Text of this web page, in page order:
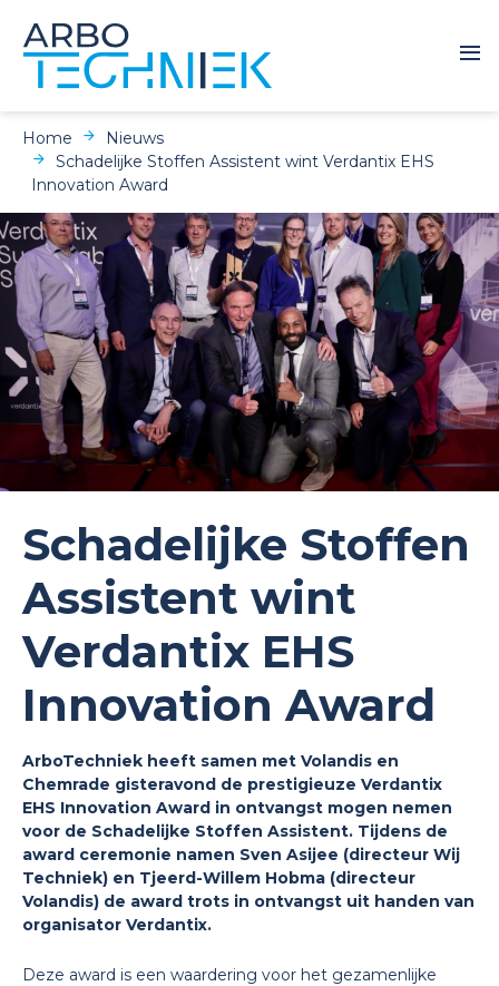
Home
Nieuws
Schadelijke Stoffen Assistent wint Verdantix EHS
Innovation Award
Schadelijke Stoffen
Assistent wint
Verdantix EHS
Innovation Award
ArboTechniek heeft samen met Volandis en
Chemrade gisteravond de prestigieuze Verdantix
EHS Innovation Award in ontvangst mogen nemen
voor de Schadelijke Stoffen Assistent. Tijdens de
award ceremonie namen Sven Asijee (directeur Wij
Techniek) en Tjeerd-Willem Hobma (directeur
Volandis) de award trots in ontvangst uit handen van
organisator Verdantix.
Deze award is een waardering voor het gezamenlijke